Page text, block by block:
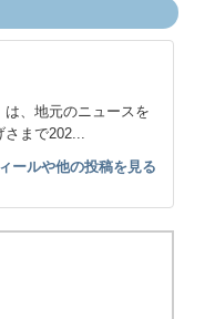
、地元のニュースを
まで202...
ールや他の投稿を見る